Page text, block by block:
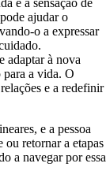
ajudar o
o a expressar
adaptar à nova
a vida. O
e a redefinir
e a pessoa
retornar a etapas
a navegar por essa